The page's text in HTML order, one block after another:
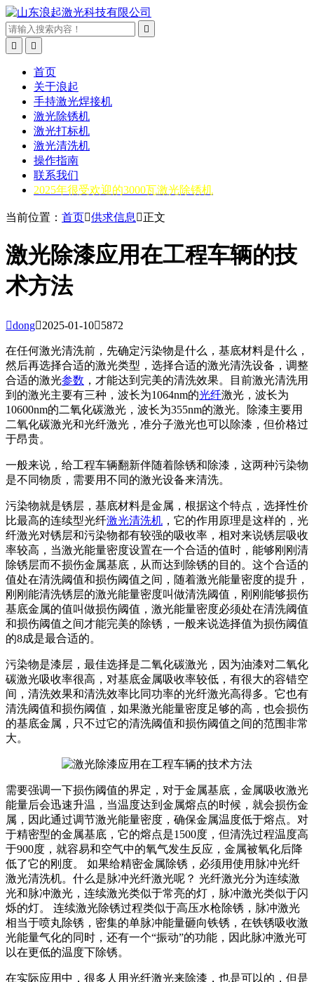



首页
关于浪起
手持激光焊接机
激光除锈机
激光打标机
激光清洗机
操作指南
联系我们
2025年很受欢迎的3000瓦激光除锈机
当前位置： 首页供求信息 正文
激光除漆应用在工程车辆的技
术方法
dong2025-01-105872
在任何激光清洗前，先确定污染物是什么，基底材料是什么，
然后再选择合适的激光类型，选择合适的激光清洗设备，调整
合适的激光参数 ，才能达到完美的清洗效果。目前激光清洗用
到的激光主要有三种，波长为1064nm的光纤激光，波长为
10600nm的二氧化碳激光，波长为355nm的激光。除漆主要用
二氧化碳激光和光纤激光，准分子激光也可以除漆，但价格过
于昂贵。
一般来说，给工程车辆翻新伴随着除锈和除漆，这两种污染物
是不同物质，需要用不同的激光设备来清洗。
污染物就是锈层，基底材料是金属，根据这个特点，选择性价
比最高的连续型光纤激光清洗机 ，它的作用原理是这样的，光
纤激光对锈层和污染物都有较强的吸收率，相对来说锈层吸收
率较高，当激光能量密度设置在一个合适的值时，能够刚刚清
除锈层而不损伤金属基底，从而达到除锈的目的。这个合适的
值处在清洗阈值和损伤阈值之间，随着激光能量密度的提升，
刚刚能清洗锈层的激光能量密度叫做清洗阈值，刚刚能够损伤
基底金属的值叫做损伤阈值，激光能量密度必须处在清洗阈值
和损伤阈值之间才能完美的除锈，一般来说选择值为损伤阈值
的8成是最合适的。
污染物是漆层，最佳选择是二氧化碳激光，因为油漆对二氧化
碳激光吸收率很高，对基底金属吸收率较低，有很大的容错空
间，清洗效果和清洗效率比同功率的光纤激光高得多。它也有
清洗阈值和损伤阈值，如果激光能量密度足够的高，也会损伤
的基底金属，只不过它的清洗阈值和损伤阈值之间的范围非常
大。
需要强调一下损伤阈值的界定，对于金属基底，金属吸收激光
能量后会迅速升温，当温度达到金属熔点的时候，就会损伤金
属，因此通过调节激光能量密度，确保金属温度低于熔点。对
于精密型的金属基底，它的熔点是1500度，但清洗过程温度高
于900度，就容易和空气中的氧气发生反应，金属被氧化后降
低了它的刚度。 如果给精密金属除锈，必须用使用脉冲光纤
激光清洗机。什么是脉冲光纤激光呢？ 光纤激光分为连续激
光和脉冲激光，连续激光类似于常亮的灯，脉冲激光类似于闪
烁的灯。 连续激光除锈过程类似于高压水枪除锈，脉冲激光
相当于喷丸除锈，密集的单脉冲能量砸向铁锈，在铁锈吸收激
光能量气化的同时，还有一个“振动”的功能，因此脉冲激光可
以在更低的温度下除锈。
在实际应用中，很多人用光纤激光来除漆，也是可以的，但是